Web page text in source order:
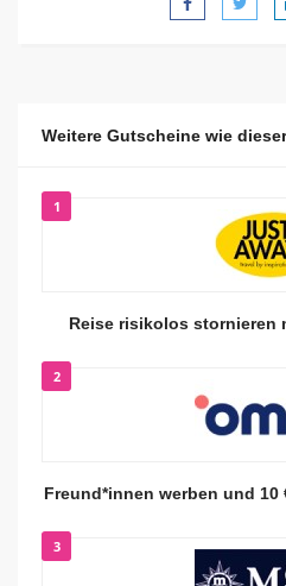
Weitere Gutscheine wie dieser
1
Reise risikolos stornieren
2
Freund*innen werben und
3